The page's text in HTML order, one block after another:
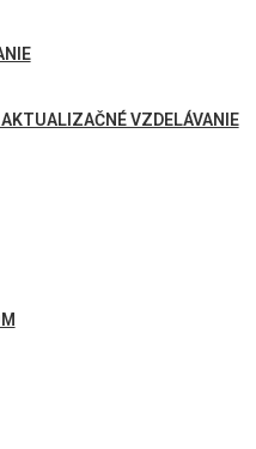
VZDELÁVANIE